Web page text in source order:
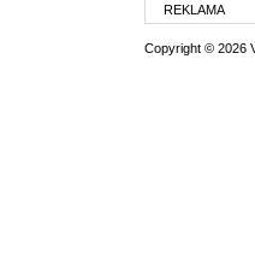
REKLAMA
Copyright © 2026